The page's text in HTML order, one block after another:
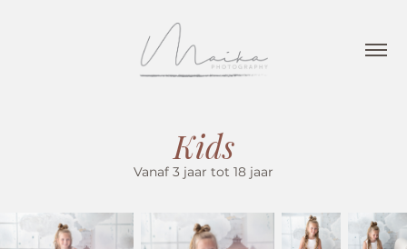
Kids
Vanaf 3 jaar tot 18 jaar